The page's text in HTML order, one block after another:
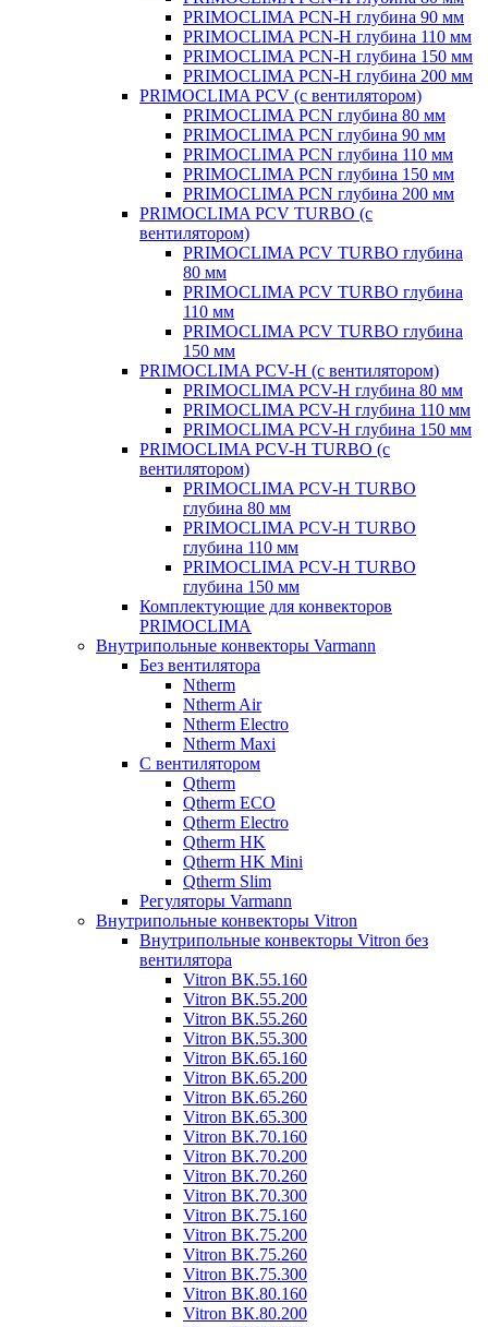
PRIMOCLIMA PCN-H глубина 90 мм
PRIMOCLIMA PCN-H глубина 110 мм
PRIMOCLIMA PCN-H глубина 150 мм
PRIMOCLIMA PCN-H глубина 200 мм
PRIMOCLIMA PCV (c вентилятором)
PRIMOCLIMA PCN глубина 80 мм
PRIMOCLIMA PCN глубина 90 мм
PRIMOCLIMA PCN глубина 110 мм
PRIMOCLIMA PCN глубина 150 мм
PRIMOCLIMA PCN глубина 200 мм
PRIMOCLIMA PCV TURBO (c
вентилятором)
PRIMOCLIMA PCV TURBO глубина
80 мм
PRIMOCLIMA PCV TURBO глубина
110 мм
PRIMOCLIMA PCV TURBO глубина
150 мм
PRIMOCLIMA PCV-H (c вентилятором)
PRIMOCLIMA PCV-H глубина 80 мм
PRIMOCLIMA PCV-H глубина 110 мм
PRIMOCLIMA PCV-H глубина 150 мм
PRIMOCLIMA PCV-H TURBO (c
вентилятором)
PRIMOCLIMA PCV-H TURBO
глубина 80 мм
PRIMOCLIMA PCV-H TURBO
глубина 110 мм
PRIMOCLIMA PCV-H TURBO
глубина 150 мм
Комплектующие для конвекторов
PRIMOCLIMA
Внутрипольные конвекторы Varmann
Без вентилятора
Ntherm
Ntherm Air
Ntherm Electro
Ntherm Maxi
С вентилятором
Qtherm
Qtherm ECO
Qtherm Electro
Qtherm HK
Qtherm HK Mini
Qtherm Slim
Регуляторы Varmann
Внутрипольные конвекторы Vitron
Внутрипольные конвекторы Vitron без
вентилятора
Vitron ВК.55.160
Vitron ВК.55.200
Vitron ВК.55.260
Vitron ВК.55.300
Vitron ВК.65.160
Vitron ВК.65.200
Vitron ВК.65.260
Vitron ВК.65.300
Vitron ВК.70.160
Vitron ВК.70.200
Vitron ВК.70.260
Vitron ВК.70.300
Vitron ВК.75.160
Vitron ВК.75.200
Vitron ВК.75.260
Vitron ВК.75.300
Vitron ВК.80.160
Vitron ВК.80.200